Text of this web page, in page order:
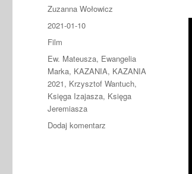
Autor
Zuzanna Wołowicz
Data
publikacji
2021-01-10
Format
Film
Kategorie
Ew. Mateusza, Ewangelia
Marka, KAZANIA, KAZANIA
2021, Krzysztof Wantuch,
Księga Izajasza, Księga
Jeremiasza
Dodaj komentarz